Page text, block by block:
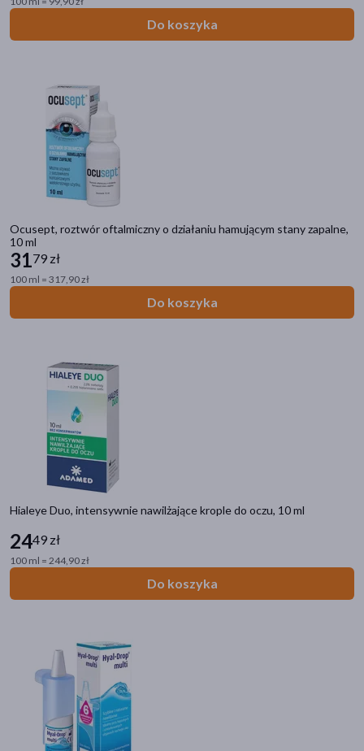
Do koszyka
Ocusept, roztwór oftalmiczny o działaniu hamującym stany zapalne,
10 ml
3179 zł
100 ml = 317,90 zł
Do koszyka
Hialeye Duo, intensywnie nawilżające krople do oczu, 10 ml
2449 zł
100 ml = 244,90 zł
Do koszyka